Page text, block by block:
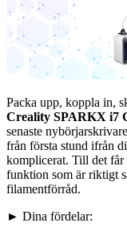
Packa upp, koppla in,
Creality SPARKX i7
senaste
från första stund ifrån
komplicerat. Till det får
funktion som är riktigt
filamentförråd.
► Dina fördelar: